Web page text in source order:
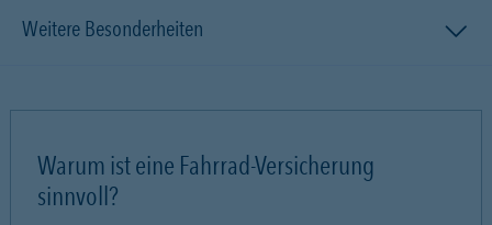
Weitere Besonderheiten
Warum ist eine Fahrrad-Versicherung
sinnvoll?